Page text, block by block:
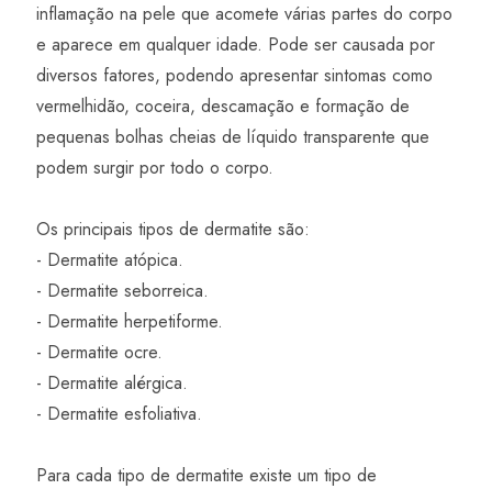
inflamação na pele que acomete várias partes do corpo
e aparece em qualquer idade. Pode ser causada por
diversos fatores, podendo apresentar sintomas como
vermelhidão, coceira, descamação e formação de
pequenas bolhas cheias de líquido transparente que
podem surgir por todo o corpo.
Os principais tipos de dermatite são:
- Dermatite atópica.
- Dermatite seborreica.
- Dermatite herpetiforme.
- Dermatite ocre.
- Dermatite alérgica.
- Dermatite esfoliativa.
Para cada tipo de dermatite existe um tipo de